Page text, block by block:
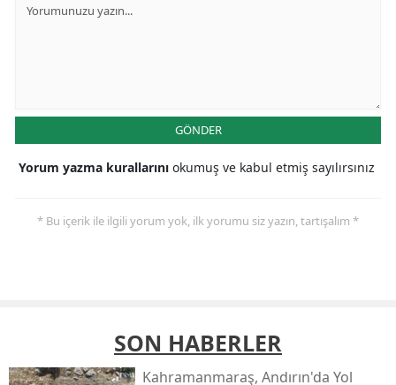
GÖNDER
Yorum yazma kurallarını okumuş ve kabul etmiş sayılırsınız
* Bu içerik ile ilgili yorum yok, ilk yorumu siz yazın, tartışalım *
SON HABERLER
Kahramanmaraş, Andırın'da Yol